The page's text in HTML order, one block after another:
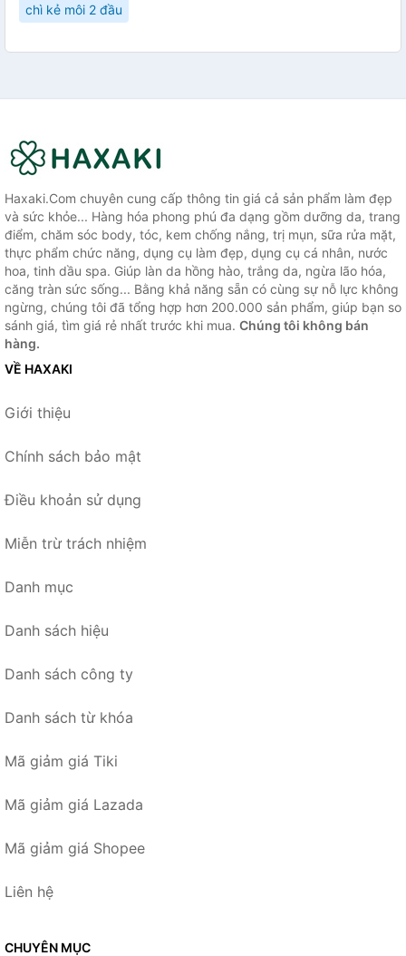
chì kẻ môi 2 đầu
Haxaki.Com chuyên cung cấp thông tin giá cả sản phẩm làm đẹp
và sức khỏe... Hàng hóa phong phú đa dạng gồm dưỡng da, trang
điểm, chăm sóc body, tóc, kem chống nắng, trị mụn, sữa rửa mặt,
thực phẩm chức năng, dụng cụ làm đẹp, dụng cụ cá nhân, nước
hoa, tinh dầu spa. Giúp làn da hồng hào, trắng da, ngừa lão hóa,
căng tràn sức sống... Bằng khả năng sẵn có cùng sự nỗ lực không
ngừng, chúng tôi đã tổng hợp hơn 200.000 sản phẩm, giúp bạn so
sánh giá, tìm giá rẻ nhất trước khi mua. Chúng tôi không bán
hàng.
VỀ HAXAKI
Giới thiệu
Chính sách bảo mật
Điều khoản sử dụng
Miễn trừ trách nhiệm
Danh mục
Danh sách hiệu
Danh sách công ty
Danh sách từ khóa
Mã giảm giá Tiki
Mã giảm giá Lazada
Mã giảm giá Shopee
Liên hệ
CHUYÊN MỤC